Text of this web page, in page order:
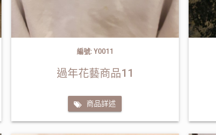
編號: Y0011
過年花藝商品11
商品詳述